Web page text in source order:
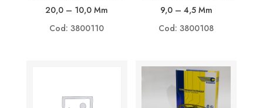
20,0 – 10,0 Mm
Cod: 3800110
9,0 – 4,5 Mm
Cod: 3800108